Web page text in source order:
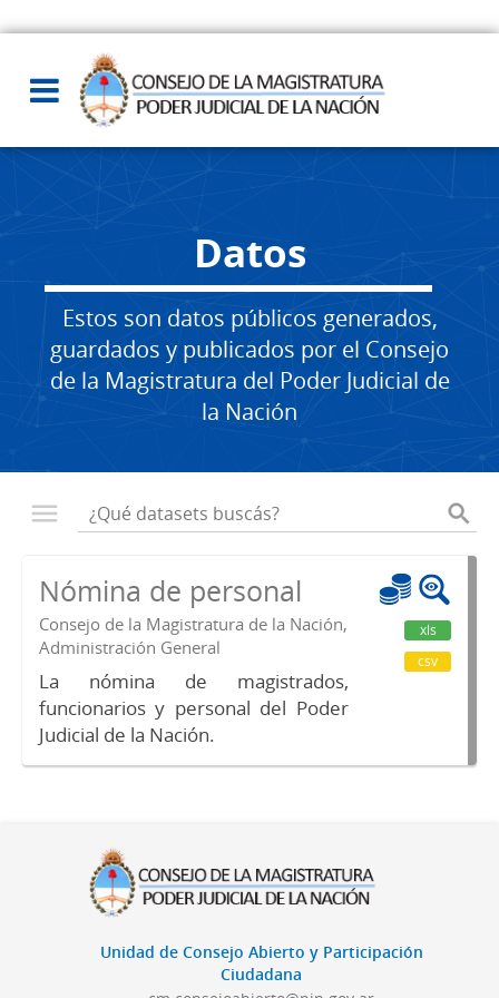
Datos
Estos son datos públicos generados,
guardados y publicados por el Consejo
de la Magistratura del Poder Judicial de
la Nación
Nómina de personal
Consejo de la Magistratura de la Nación,
Administración General
La nómina de magistrados,
funcionarios y personal del Poder
Judicial de la Nación.
xls
csv
Unidad de Consejo Abierto y Participación
Ciudadana